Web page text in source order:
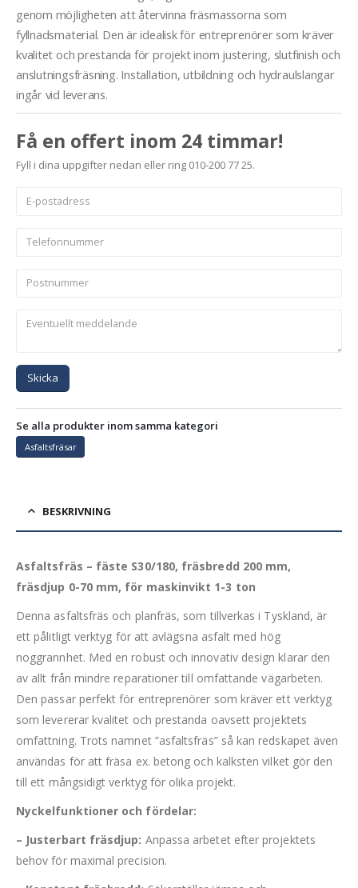
genom möjligheten att återvinna fräsmassorna som
fyllnadsmaterial. Den är idealisk för entreprenörer som kräver
kvalitet och prestanda för projekt inom justering, slutfinish och
anslutningsfräsning. Installation, utbildning och hydraulslangar
ingår vid leverans.
Få en offert inom 24 timmar!
Fyll i dina uppgifter nedan eller ring 010-200 77 25.
Skicka
Se alla produkter inom samma kategori
Asfaltsfräsar
BESKRIVNING
Asfaltsfräs – fäste S30/180, fräsbredd 200 mm,
fräsdjup 0-70 mm, för maskinvikt 1-3 ton
Denna asfaltsfräs och planfräs, som tillverkas i Tyskland, är
ett pålitligt verktyg för att avlägsna asfalt med hög
noggrannhet. Med en robust och innovativ design klarar den
av allt från mindre reparationer till omfattande vägarbeten.
Den passar perfekt för entreprenörer som kräver ett verktyg
som levererar kvalitet och prestanda oavsett projektets
omfattning. Trots namnet ”asfaltsfräs” så kan redskapet även
användas för att fräsa ex. betong och kalksten vilket gör den
till ett mångsidigt verktyg för olika projekt.
Nyckelfunktioner och fördelar:
– Justerbart fräsdjup: Anpassa arbetet efter projektets
behov för maximal precision.